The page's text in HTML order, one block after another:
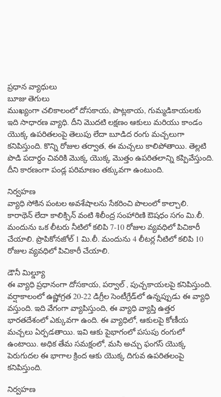
ప్రధాన వ్యాధులు
బూజు తెగులు
ముఖ్యంగా చలికాలంలో దోసకాయ, పొట్లకాయ, గుమ్మడికాయలకు
ఇది సాధారణ వ్యాధి. దీని మొదటి లక్షణం ఆకులు మరియు కాండం
యొక్క ఉపరితలంపై తెలుపు లేదా బూడిద రంగు మచ్చలుగా
కనిపిస్తుంది. కొన్ని రోజుల తర్వాత, ఈ మచ్చలు కాలిపోతాయి. తెల్లటి
పొడి పదార్ధం చివరికి మొక్క యొక్క మొత్తం ఉపరితలాన్ని కప్పివేస్తుంది.
దీని కారణంగా పండ్ల పరిమాణం తక్కువగా ఉంటుంది.
నిర్వహణ
వ్యాధి సోకిన పంటల అవశేషాలను సేకరించి పొలంలో కాల్చాలి.
కారాథెన్ లేదా కాలిక్సిన్ వంటి శిలీంద్ర సంహారిణి ఔషధం సగం మి.లీ.
మందును ఒక లీటరు నీటిలో కలిపి 7-10 రోజుల వ్యవధిలో పిచికారీ
చేయాలి. ప్రొపికోనజోల్ 1 మి.లీ. మందును 4 లీటర్ల నీటిలో కలిపి 10
రోజుల వ్యవధిలో పిచికారీ చేయాలి.
డౌనీ మిల్డ్యూ
ఈ వ్యాధి ప్రధానంగా దోసకాయ, పర్వాల్ , పుచ్చకాయలపై కనిపిస్తుంది.
వర్షాకాలంలో ఉష్ణోగ్రత 20-22 డిగ్రీల సెంటీగ్రేడ్‌లో ఉన్నప్పుడు ఈ వ్యాధి
వస్తుంది. ఇది వేగంగా వ్యాపిస్తుంది, ఈ వ్యాధి వ్యాప్తి ఉత్తర
భారతదేశంలో ఎక్కువగా ఉంది. ఈ వ్యాధిలో, ఆకులపై కోణీయ
మచ్చలు ఏర్పడతాయి. ఇవి ఆకు పైభాగంలో పసుపు రంగులో
ఉంటాయి. అధిక తేమ సమక్షంలో, మసి అచ్చు ఫంగస్ యొక్క
పెరుగుదల ఈ భాగాల క్రింద ఆకు యొక్క దిగువ ఉపరితలంపై
కనిపిస్తుంది.
నిర్వహణ